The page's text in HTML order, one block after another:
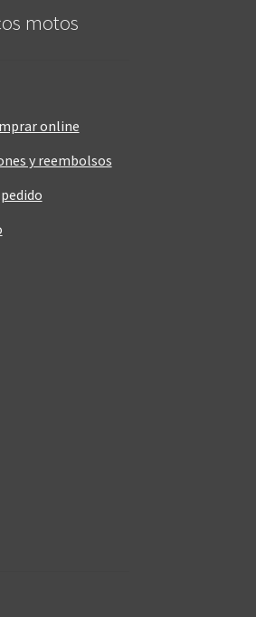
motos
online
y reembolsos